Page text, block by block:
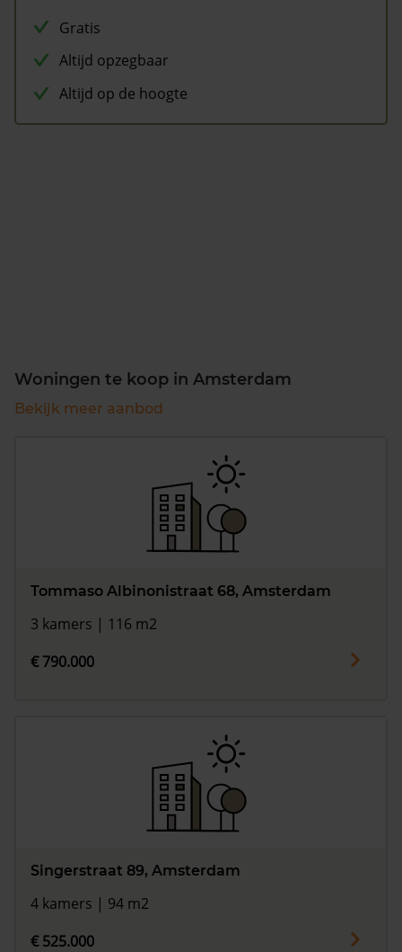
Gratis
Altijd opzegbaar
Altijd op de hoogte
Woningen te koop in Amsterdam
Bekijk meer aanbod
Tommaso Albinonistraat 68, Amsterdam
3 kamers | 116 m2
€ 790.000
Singerstraat 89, Amsterdam
4 kamers | 94 m2
€ 525.000